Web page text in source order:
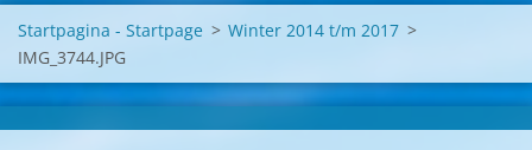
Startpagina - Startpage > Winter 2014 t/m 2017 >
IMG_3744.JPG